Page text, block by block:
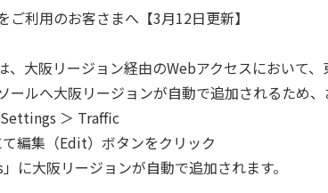
利用のお客さまへ【3月12日更新】
、大阪リージョン経由のWebアクセスにおいて
ルへ大阪リージョンが自動で追加されるため、
＞ Traffic
編集（Edit）ボタンをクリック
に大阪リージョンが自動で追加されます。